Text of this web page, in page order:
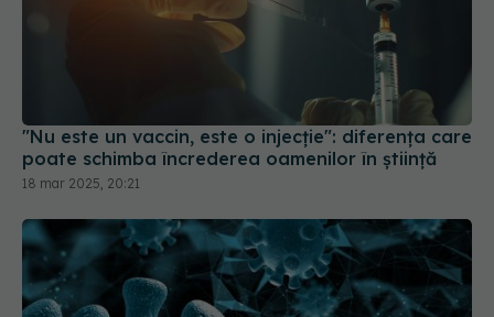
"Nu este un vaccin, este o injecție": diferența care
poate schimba încrederea oamenilor în știință